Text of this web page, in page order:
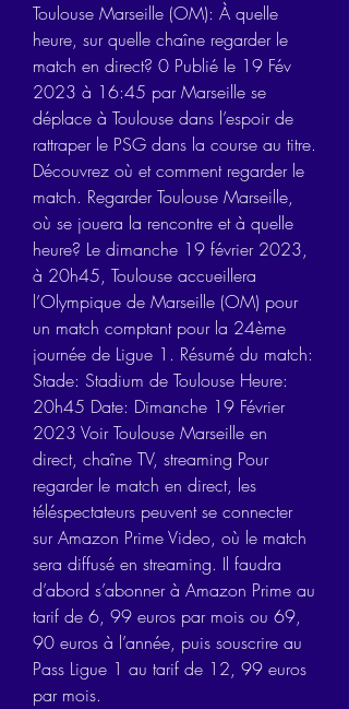
Toulouse Marseille (OM): À quelle
heure, sur quelle chaîne regarder le
match en direct? 0 Publié le 19 Fév
2023 à 16:45 par Marseille se
déplace à Toulouse dans l’espoir de
rattraper le PSG dans la course au titre.
Découvrez où et comment regarder le
match. Regarder Toulouse Marseille,
où se jouera la rencontre et à quelle
heure? Le dimanche 19 février 2023,
à 20h45, Toulouse accueillera
l’Olympique de Marseille (OM) pour
un match comptant pour la 24ème
journée de Ligue 1. Résumé du match:
Stade: Stadium de Toulouse Heure:
20h45 Date: Dimanche 19 Février
2023 Voir Toulouse Marseille en
direct, chaîne TV, streaming Pour
regarder le match en direct, les
téléspectateurs peuvent se connecter
sur Amazon Prime Video, où le match
sera diffusé en streaming. Il faudra
d’abord s’abonner à Amazon Prime au
tarif de 6, 99 euros par mois ou 69,
90 euros à l’année, puis souscrire au
Pass Ligue 1 au tarif de 12, 99 euros
par mois.